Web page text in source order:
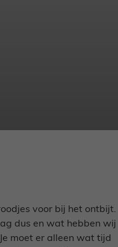
voor bij het ontbijt.
dus en wat hebben wij
moet er alleen wat tijd